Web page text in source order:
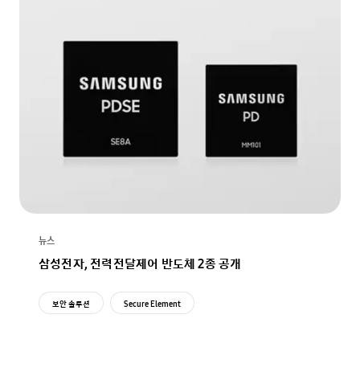
뉴스
삼성전자, 전력전달제어 반도체 2종 공개
보안 솔루션 Secure Element